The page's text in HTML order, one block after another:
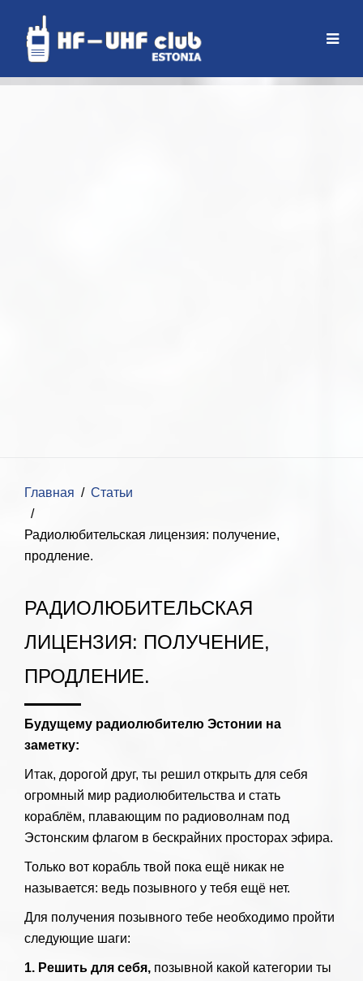
Главная Статьи
Радиолюбительская лицензия: получение,
продление.
РАДИОЛЮБИТЕЛЬСКАЯ
ЛИЦЕНЗИЯ: ПОЛУЧЕНИЕ,
ПРОДЛЕНИЕ.
Будущему радиолюбителю Эстонии на
заметку:
Итак, дорогой друг, ты решил открыть для себя
огромный мир радиолюбительства и стать
кораблём, плавающим по радиоволнам под
Эстонским флагом в бескрайних просторах эфира.
Только вот корабль твой пока ещё никак не
называется: ведь позывного у тебя ещё нет.
Для получения позывного тебе необходимо пройти
следующие шаги:
1. Решить для себя, позывной какой категории ты